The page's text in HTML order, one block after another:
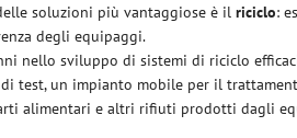
soluzioni più vantaggiose è il riciclo:
degli equipaggi.
nello sviluppo di sistemi di riciclo
test, un impianto mobile per il
alimentari e altri rifiuti prodotti dagli